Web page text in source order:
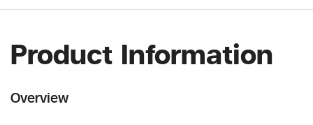
Product Information
Overview